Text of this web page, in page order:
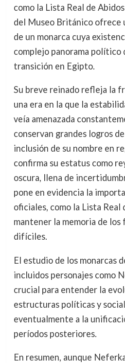
como la Lista Real de
del Museo Británico ofrece
de un monarca cuya
complejo panorama político
transición en Egipto.
Su breve reinado refleja la
una era en la que la
veía amenazada
conservan grandes logros
inclusión de su nombre en
confirma su estatus como
oscura, llena de
pone en evidencia la
oficiales, como la Lista Real
mantener la memoria de los
difíciles.
El estudio de los monarcas
incluidos personajes como
crucial para entender la
estructuras políticas y
eventualmente a la
períodos posteriores.
En resumen, aunque